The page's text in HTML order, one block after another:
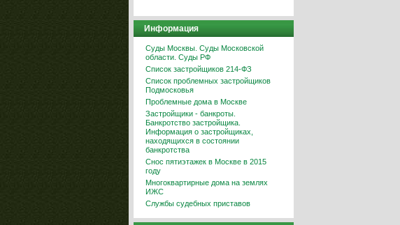
Информация
Суды Москвы. Суды Московской
области. Суды РФ
Список застройщиков 214-ФЗ
Список проблемных застройщиков
Подмосковья
Проблемные дома в Москве
Застройщики - банкроты.
Банкротство застройщика.
Информация о застройщиках,
находящихся в состоянии
банкротства
Снос пятиэтажек в Москве в 2015
году
Многоквартирные дома на землях
ИЖС
Службы судебных приставов